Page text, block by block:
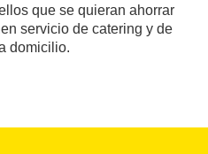
que se quieran ahorrar
servicio de catering y de
domicilio.